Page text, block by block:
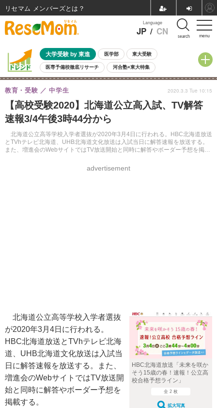
menu
Language
JP / CN search
大学受験 by 東進 医学部 東大受験
医専予備校徹底リサーチ 河合塾×東大特集
親子で考える大学選び 高校受験 中学受験 小学校受験
共通テスト 夏休み
8月開催イベント・WS 全国公立高校 過去問 人気記事
自由研究教材（小学生向け） 自由研究教材（中学生向け）
【高校受験2020】北海道公立高入試、TV解答
速報3/4午後3時44分から
北海道公立高等学校入学者選抜が2020年3月4日に行われる。HBC北海道放送
とTVhテレビ北海道、UHB北海道文化放送は入試当日に解答速報を放送する。
また、増進会のWebサイトではTV放送開始と同時に解答やボーダー予想を掲載
教育・受験 中学生
advertisement
2020.3.3 Tue 10:15
HBC北海道放送「未来を咲か
そう15歳の春！速報！公立高
校合格予想ライン」
全 2 枚
拡大写真
北海道公立高等学校入学者選抜
が2020年3月4日に行われる。
HBC北海道放送とTVhテレビ北海
道、UHB北海道文化放送は入試当
日に解答速報を放送する。また、
増進会のWebサイトではTV放送開
始と同時に解答やボーダー予想を
掲載する。
リセマム メンバーズ